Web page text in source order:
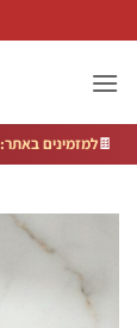
to
content
🍫למזמינים באתר: